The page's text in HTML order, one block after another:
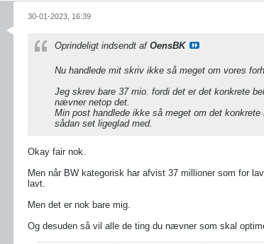
30-01-2023, 16:39
Oprindeligt indsendt af OensBK
Nu handlede mit skriv ikke så meget om vores
Jeg skrev bare 37 mio. fordi det er det konkrete
nævner netop det.
Min post handlede ikke så meget om det
sådan set ligeglad med.
Okay fair nok.
Men når BW kategorisk har afvist 37 millioner som for
lavt.
Men det er nok bare mig.
Og desuden så vil alle de ting du nævner som skal